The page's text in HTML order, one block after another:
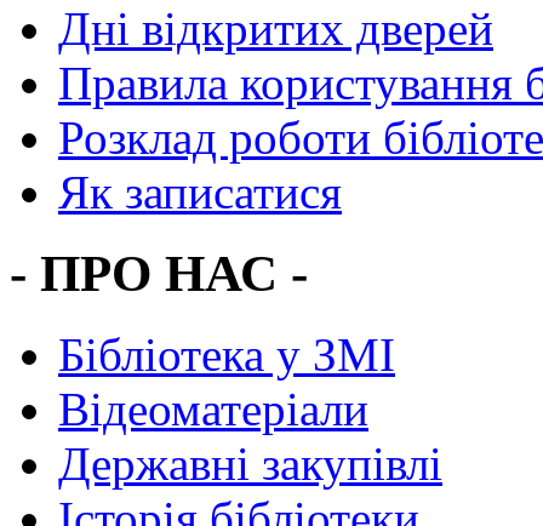
Дні відкритих дверей
Правила користування
Розклад роботи
Як записатися
- ПРО НАС -
Бібліотека у ЗМІ
Відеоматеріали
Державні закупівлі